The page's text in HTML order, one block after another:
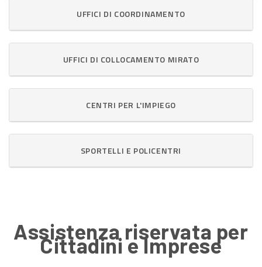
UFFICI DI COORDINAMENTO
UFFICI DI COLLOCAMENTO MIRATO
CENTRI PER L'IMPIEGO
SPORTELLI E POLICENTRI
Assistenza riservata per
Cittadini e Imprese